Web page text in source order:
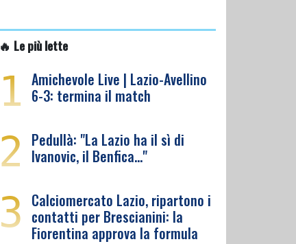
🔥 Le più lette
1 Amichevole Live | Lazio-Avellino
6-3: termina il match
2 Pedullà: "La Lazio ha il sì di
Ivanovic, il Benfica…"
3 Calciomercato Lazio, ripartono i
contatti per Brescianini: la
Fiorentina approva la formula